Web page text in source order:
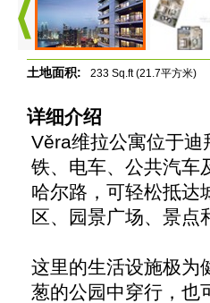
土地面积: 233 Sq.ft (21.7平方米)
详细介绍
Věra维拉公寓位于
铁、电车、公共汽车
哈尔路，可轻松抵达
区、园景广场、景点
这里的生活设施极为
葱的公园中穿行，也